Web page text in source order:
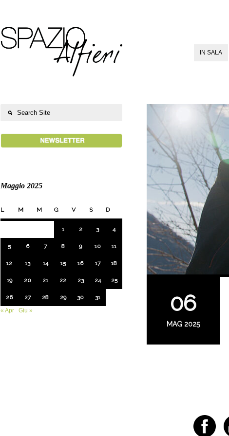
IN SALA
06
MAG 2025
Maggio 2025
L M M G V S D
1 2 3 4
5 6 7 8 9 10 11
12 13 14 15 16 17 18
19 20 21 22 23 24 25
26 27 28 29 30
31
« Apr
Giu »